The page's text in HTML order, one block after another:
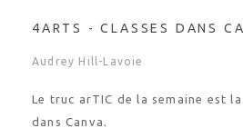
4ARTS - CLASSES DANS
Audrey Hill-Lavoie
Le truc arTIC de la semaine est
dans Canva.